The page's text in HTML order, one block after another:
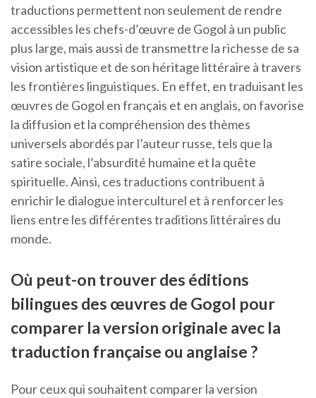
traductions permettent non seulement de rendre
accessibles les chefs-d’œuvre de Gogol à un public
plus large, mais aussi de transmettre la richesse de sa
vision artistique et de son héritage littéraire à travers
les frontières linguistiques. En effet, en traduisant les
œuvres de Gogol en français et en anglais, on favorise
la diffusion et la compréhension des thèmes
universels abordés par l’auteur russe, tels que la
satire sociale, l’absurdité humaine et la quête
spirituelle. Ainsi, ces traductions contribuent à
enrichir le dialogue interculturel et à renforcer les
liens entre les différentes traditions littéraires du
monde.
Où peut-on trouver des éditions
bilingues des œuvres de Gogol pour
comparer la version originale avec la
traduction française ou anglaise ?
Pour ceux qui souhaitent comparer la version